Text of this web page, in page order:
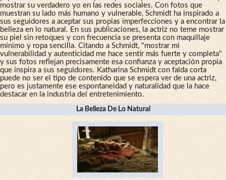
mostrar su verdadero yo en las redes sociales. Con fotos que
muestran su lado más humano y vulnerable, Schmidt ha inspirado a
sus seguidores a aceptar sus propias imperfecciones y a encontrar la
belleza en lo natural. En sus publicaciones, la actriz no teme mostrar
su piel sin retoques y con frecuencia se presenta con maquillaje
mínimo y ropa sencilla. Citando a Schmidt, "mostrar mi
vulnerabilidad y autenticidad me hace sentir más fuerte y completa"
y sus fotos reflejan precisamente esa confianza y aceptación propia
que inspira a sus seguidores. Katharina Schmidt con falda corta
puede no ser el tipo de contenido que se espera ver de una actriz,
pero es justamente ese espontaneidad y naturalidad que la hace
destacar en la industria del entretenimiento.
La Belleza De Lo Natural